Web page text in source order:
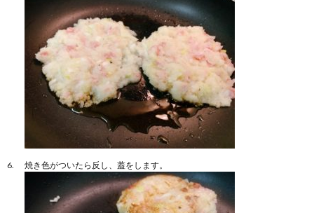
焼き色がついたら反し、蓋をします。